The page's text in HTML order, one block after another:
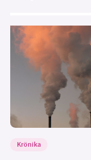
Krönika